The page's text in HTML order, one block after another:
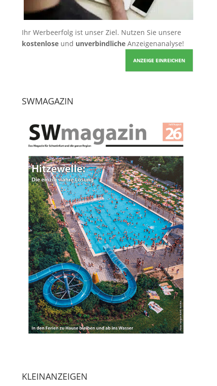
Ihr Werbeerfolg ist unser Ziel. Nutzen Sie unsere
kostenloseund unverbindlicheAnzeigenanalyse!
ANZEIGE EINREICHEN
SWMAGAZIN
KLEINANZEIGEN